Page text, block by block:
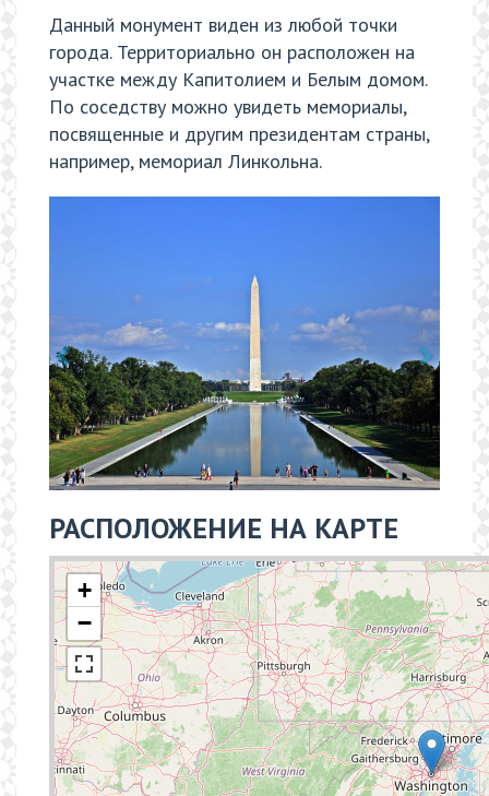
Данный монумент виден из любой точки
города. Территориально он расположен на
участке между Капитолием и Белым домом.
По соседству можно увидеть мемориалы,
посвященные и другим президентам страны,
например, мемориал Линкольна.
РАСПОЛОЖЕНИЕ НА КАРТЕ
+
−